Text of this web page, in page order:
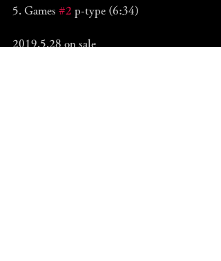
5. Games #2 p-type (6:34)
2019.5.28 on sale